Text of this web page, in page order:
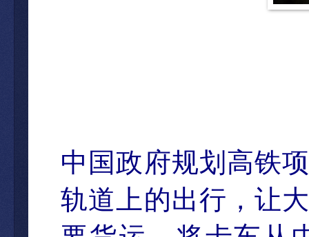
中国政府规划高铁
轨道上的出行，让